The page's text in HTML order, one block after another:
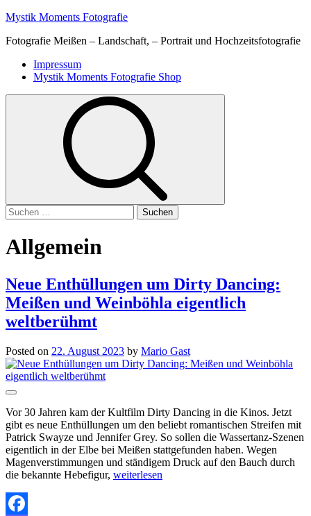
Skip
content
Mystik Moments Fotografie
Fotografie Meißen – Landschaft, – Portrait und Hochzeitsfotografie
Primary
Menu
Impressum
Mystik Moments Fotografie Shop
Suchen
nach:
Allgemein
Neue Enthüllungen um Dirty Dancing:
Meißen und Weinböhla eigentlich
weltberühmt
Posted on 22. August 2023 by Mario Gast
Vor 30 Jahren kam der Kultfilm Dirty Dancing in die Kinos. Jetzt
gibt es neue Enthüllungen um den beliebt romantischen Streifen mit
Patrick Swayze und Jennifer Grey. So sollen die Wassertanz-Szenen
eigentlich in der Elbe bei Meißen stattgefunden haben. Wegen
Magenverstimmungen und ständigem Druck auf den Bauch durch
die bekannte Hebefigur, weiterlesen